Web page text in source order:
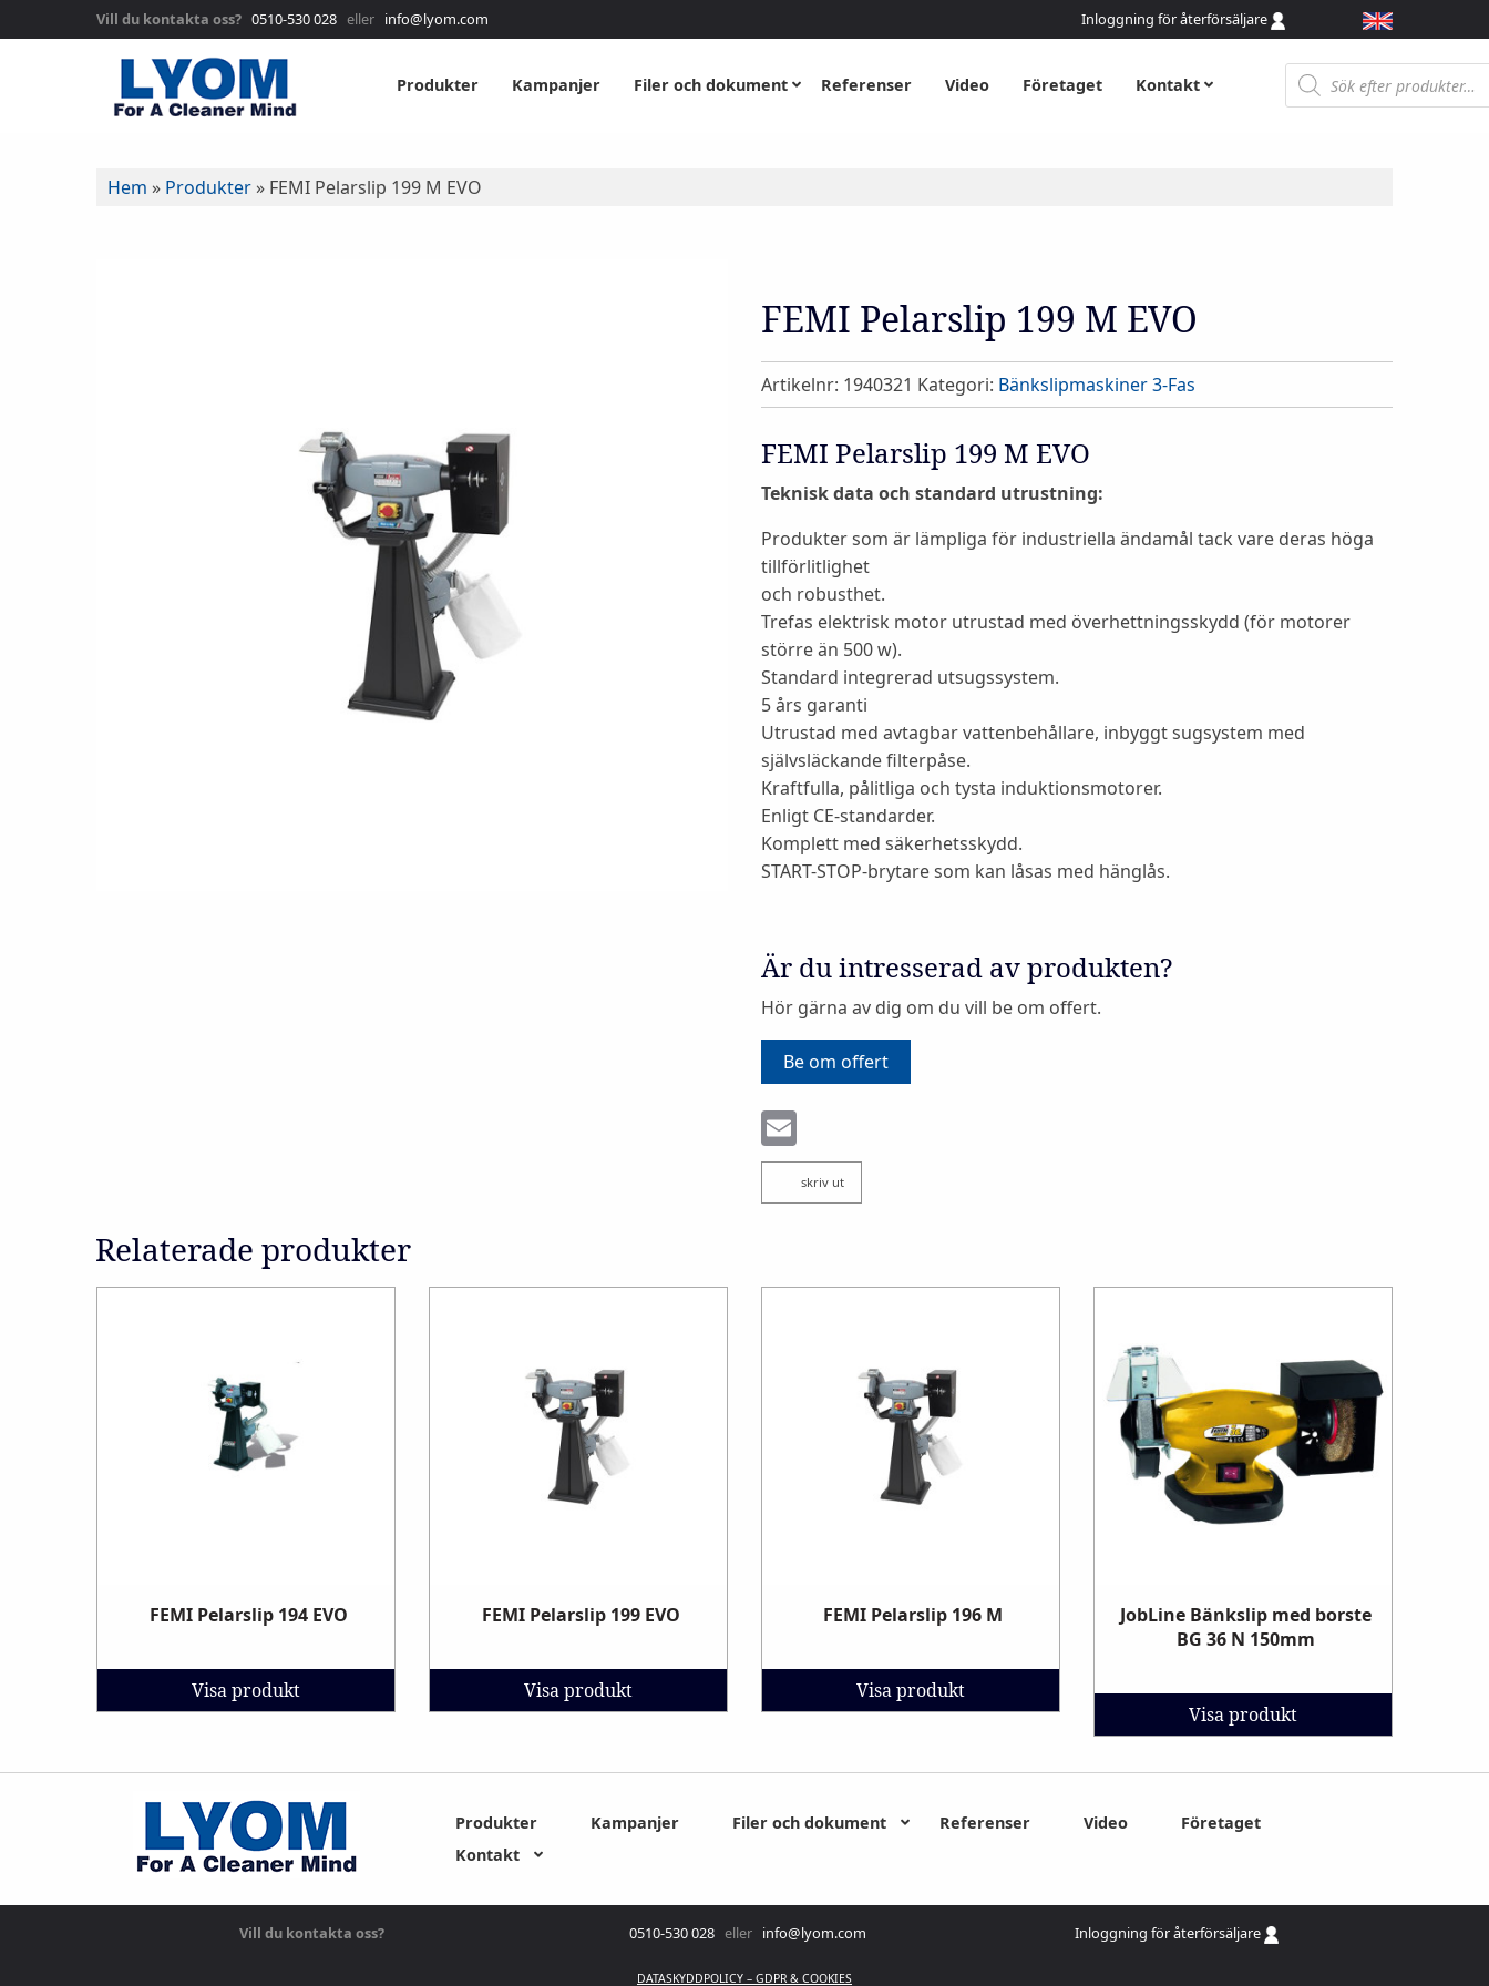
Vill du kontakta oss? 0510-530 028 eller info@lyom.com Inloggning för återförsäljare
Produkter Kampanjer Filer och dokument Referenser Video Företaget Kontakt Produktsökning
Hem » Produkter » FEMI Pelarslip 199 M EVO
FEMI Pelarslip 199 M EVO
Artikelnr: 1940321 Kategori: Bänkslipmaskiner 3-Fas
FEMI Pelarslip 199 M EVO
Teknisk data och standard utrustning:
Produkter som är lämpliga för industriella ändamål tack vare deras höga
tillförlitlighet
och robusthet.
Trefas elektrisk motor utrustad med överhettningsskydd (för motorer
större än 500 w).
Standard integrerad utsugssystem.
5 års garanti
Utrustad med avtagbar vattenbehållare, inbyggt sugsystem med
självsläckande filterpåse.
Kraftfulla, pålitliga och tysta induktionsmotorer.
Enligt CE-standarder.
Komplett med säkerhetsskydd.
START-STOP-brytare som kan låsas med hänglås.
Är du intresserad av produkten?
Hör gärna av dig om du vill be om offert.
Be om offert
skriv ut
Relaterade produkter
FEMI Pelarslip 194 EVO
Visa produkt
FEMI Pelarslip 199 EVO
Visa produkt
FEMI Pelarslip 196 M
Visa produkt
JobLine Bänkslip med borste
BG 36 N 150mm
Visa produkt
Produkter Kampanjer Filer och dokument Referenser Video
Företaget
Kontakt
Vill du kontakta oss? 0510-530 028 eller info@lyom.com Inloggning för återförsäljare
DATASKYDDPOLICY – GDPR & COOKIES